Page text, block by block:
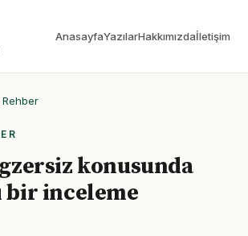
AnasayfaYazılarHakkımızdaİletişim
konusunda
bir inceleme